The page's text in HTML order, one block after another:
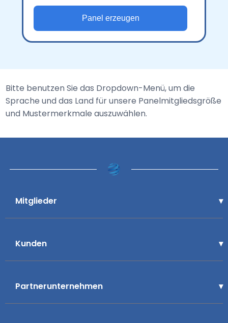
Bitte benutzen Sie das Dropdown-Menü, um die
Sprache und das Land für unsere Panelmitgliedsgröße
und Mustermerkmale auszuwählen.
Mitglieder
Kunden
Partnerunternehmen